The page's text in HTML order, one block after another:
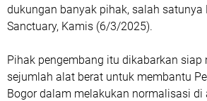
dukungan banyak pihak, salah satunya
Sanctuary, Kamis (6/3/2025).
Pihak pengembang itu dikabarkan siap
sejumlah alat berat untuk membantu
Bogor dalam melakukan normalisasi di